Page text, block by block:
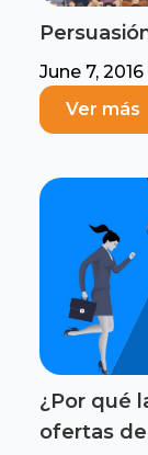
June 7, 2016
Ver más
¿Por qué
ofertas